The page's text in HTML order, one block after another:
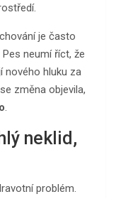
je často
neumí říct, že
nového hluku za
se změna objevila,
.
neklid,
problém.